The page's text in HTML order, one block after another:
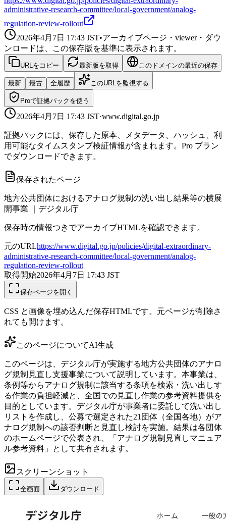
administrative-research-committee/local-government/analog-
regulation-review-rollout
2026年4月7日 17:43 JST•アーカイブページ・viewer・ダウ
ンロードは、この保存版を基準に表示されます。
URLをコピー 最新版を取得 このドメインの最近の保存
最新 最古 全履歴 このURLを監視する
Proで証拠パックを使う
2026年4月7日 17:43 JST·www.digital.go.jp
証拠パックには、保存した原本、メタデータ、ハッシュ、利
用可能なタイムスタンプ検証情報が含まれます。Pro プラン
でダウンロードできます。
保存されたページ
地方公共団体におけるアナログ規制の洗い出し結果等の横展
開事業 ｜デジタル庁
保存時の情報つきでアーカイブHTMLを確認できます。
元のURLhttps://www.digital.go.jp/policies/digital-extraordinary-
administrative-research-committee/local-government/analog-
regulation-review-rollout
取得開始2026年4月7日 17:43 JST
保存ページを開く
CSS と画像を埋め込んだ保存HTMLです。元ページが削除さ
れても開けます。
このページについてAI生成
このページは、デジタル庁が実施する地方公共団体のアナロ
グ規制見直し支援事業について説明しています。本事業は、
条例等からアナログ規制に該当する条項を検索・洗い出しす
る作業の負担軽減と、全国での見直し作業の参考資料提供を
目的としています。デジタル庁が事業者に委託して洗い出し
リストを作成し、公募で選定された21団体（全国各地）がア
ナログ規制への該否判断と見直し検討を実施。結果は各団体
のホームページで公表され、「アナログ規制見直しマニュア
ル参考資料」として共有されます。
スクリーンショット
全画面 ダウンロード